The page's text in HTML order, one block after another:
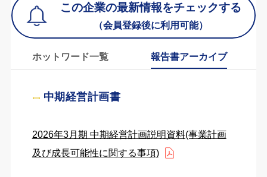
この企業の最新情報をチェックする
（会員登録後に利用可能）
ホットワード一覧 報告書アーカイブ
中期経営計画書
2026年3月期 中期経営計画説明資料(事業計画
及び成長可能性に関する事項)